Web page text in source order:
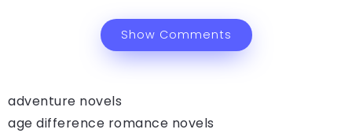
Show Comments
adventure novels
age difference romance novels